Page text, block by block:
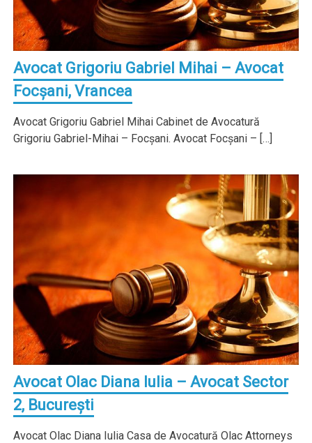
Avocat Grigoriu Gabriel Mihai – Avocat
Focşani, Vrancea
Avocat Grigoriu Gabriel Mihai Cabinet de Avocatură
Grigoriu Gabriel-Mihai – Focşani. Avocat Focşani – […]
Avocat Olac Diana Iulia – Avocat Sector
2, Bucureşti
Avocat Olac Diana Iulia Casa de Avocatură Olac Attorneys